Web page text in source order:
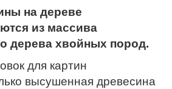
на дереве
из массива
дерева хвойных пород.
для картин
высушенная древесина